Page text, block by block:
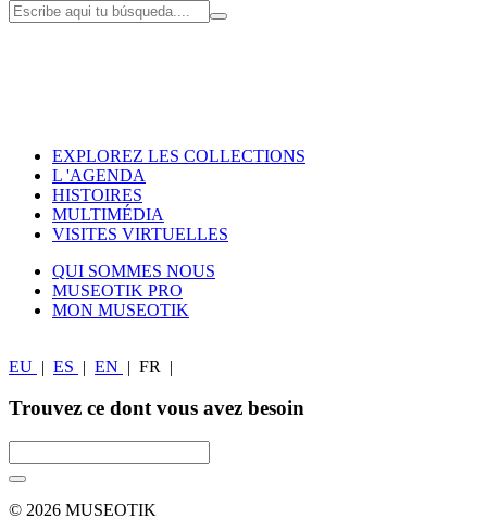
EXPLOREZ LES COLLECTIONS
L 'AGENDA
HISTOIRES
MULTIMÉDIA
VISITES VIRTUELLES
QUI SOMMES NOUS
MUSEOTIK PRO
MON MUSEOTIK
EU | ES | EN | FR |
Trouvez ce dont vous avez besoin
© 2026 MUSEOTIK